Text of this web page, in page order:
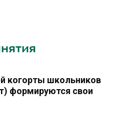
когорты школьников
) формируются свои